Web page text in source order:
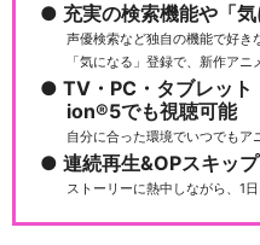
充実の検索機能や「
声優検索など独自の機能で好き
「気になる」登録で、新作ア
TV・PC・タブレッ
ion®5でも視聴可能
自分に合った環境でいつでもア
連続再生&OPスキッ
ストーリーに熱中しながら、1